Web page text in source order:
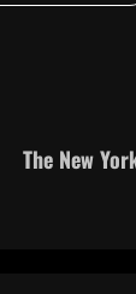
The New